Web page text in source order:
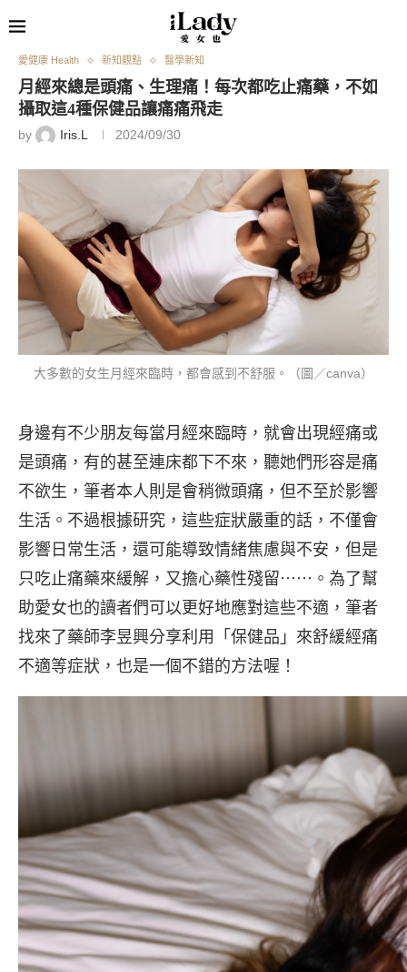
愛健康 Health 新知觀點 醫學新知
月經來總是頭痛、生理痛！每次都吃止痛藥，不如
攝取這4種保健品讓痛痛飛走
by Iris.L 2024/09/30
大多數的女生月經來臨時，都會感到不舒服。（圖／canva）
身邊有不少朋友每當月經來臨時，就會出現經痛或
是頭痛，有的甚至連床都下不來，聽她們形容是痛
不欲生，筆者本人則是會稍微頭痛，但不至於影響
生活。不過根據研究，這些症狀嚴重的話，不僅會
影響日常生活，還可能導致情緒焦慮與不安，但是
只吃止痛藥來緩解，又擔心藥性殘留⋯⋯。為了幫
助愛女也的讀者們可以更好地應對這些不適，筆者
找來了藥師李昱興分享利用「保健品」來舒緩經痛
不適等症狀，也是一個不錯的方法喔！